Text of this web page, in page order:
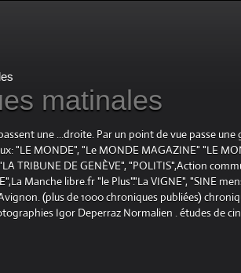
matinales
une ...droite. Par un point de vue passe
"LE MONDE", "Le MONDE MAGAZINE" "LE
TRIBUNE DE GENÈVE", "POLITIS",Action
Manche libre.fr "le Plus"."La VIGNE", "SINE
(plus de 1000 chroniques publiées)
Igor Deperraz Normalien . études de